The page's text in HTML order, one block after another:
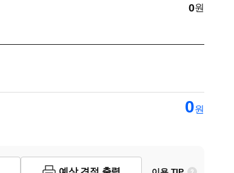
0원
0원